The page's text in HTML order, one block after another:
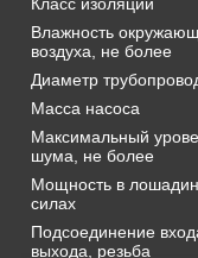
Влажность
воздуха, не более
Диаметр
Масса насоса
Максимальный
шума, не более
Мощность в
силах
Подсоединение
выхода, резьба